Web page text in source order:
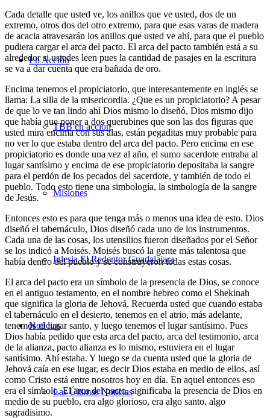
En Acción
TBB en acción
Misiones
Iglesia El Redentor Guadalajara
Noticias
Las Últimas Noticias
Cada detalle que usted ve, los anillos que ve usted, dos de un
extremo, otros dos del otro extremo, para que esas varas de madera
de acacia atravesarán los anillos que usted ve ahí, para que el pueblo
pudiera cargar el arca del pacto. El arca del pacto también está a su
alrededor si ustedes leen pues la cantidad de pasajes en la escritura
se va a dar cuenta que era bañada de oro.
Encima tenemos el propiciatorio, que interesantemente en inglés se
llama: La silla de la misericordia. ¿Que es un propiciatorio? A pesar
de que lo ve tan lindo ahí Dios mismo lo diseñó, Dios mismo dijo
que había que poner a dos querubines que son las dos figuras que
usted mira encima con sus alas, están pegaditas muy probable para
no ver lo que estaba dentro del arca del pacto. Pero encima en ese
propiciatorio es donde una vez al año, el sumo sacerdote entraba al
lugar santísimo y encima de ese propiciatorio depositaba la sangre
para el perdón de los pecados del sacerdote, y también de todo el
pueblo. Todo esto tiene una simbología, la simbología de la sangre
de Jesús.
Entonces esto es para que tenga más o menos una idea de esto. Dios
diseñó el tabernáculo, Dios diseñó cada uno de los instrumentos.
Cada una de las cosas, los utensilios fueron diseñados por el Señor
se los indicó a Moisés. Moisés buscó la gente más talentosa que
había dentro del pueblo y se construyeron todas estas cosas.
El arca del pacto era un símbolo de la presencia de Dios, se conoce
en el antiguo testamento, en el nombre hebreo como el Shekinah
que significa la gloria de Jehová. Recuerda usted que cuando estaba
el tabernáculo en el desierto, tenemos en el atrio, más adelante,
tenemos el lugar santo, y luego tenemos el lugar santísimo. Pues
Dios había pedido que esta arca del pacto, arca del testimonio, arca
de la alianza, pacto alianza es lo mismo, estuviera en el lugar
santísimo. Ahí estaba. Y luego se da cuenta usted que la gloria de
Jehová caía en ese lugar, es decir Dios estaba en medio de ellos, así
como Cristo está entre nosotros hoy en día. En aquel entonces eso
era el símbolo. El arca del pacto, significaba la presencia de Dios en
medio de su pueblo, era algo glorioso, era algo santo, algo
sagradisimo.